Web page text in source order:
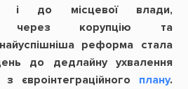
і до місцевої влади,
через корупцію та
реформа стала
до дедлайну ухвалення
євроінтеграційного плану.